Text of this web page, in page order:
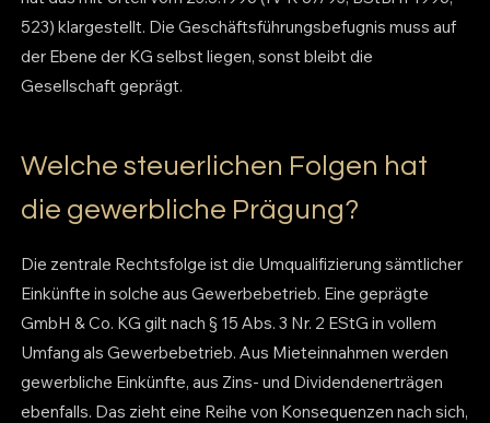
523) klargestellt. Die Geschäftsführungsbefugnis muss auf
der Ebene der KG selbst liegen, sonst bleibt die
Gesellschaft geprägt.
Welche steuerlichen Folgen hat
die gewerbliche Prägung?
Die zentrale Rechtsfolge ist die Umqualifizierung sämtlicher
Einkünfte in solche aus Gewerbebetrieb. Eine geprägte
GmbH & Co. KG gilt nach § 15 Abs. 3 Nr. 2 EStG in vollem
Umfang als Gewerbebetrieb. Aus Mieteinnahmen werden
gewerbliche Einkünfte, aus Zins- und Dividendenerträgen
ebenfalls. Das zieht eine Reihe von Konsequenzen nach sich,